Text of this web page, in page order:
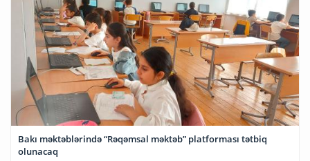
Bakı məktəblərində “Rəqəmsal məktəb” platforması tətbiq
olunacaq